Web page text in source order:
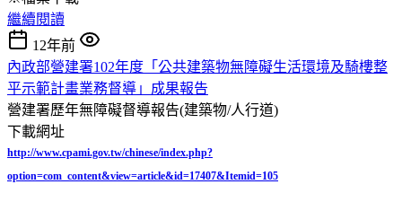
繼續閱讀
12年前
內政部營建署102年度「公共建築物無障礙生活環境及騎樓整
平示範計畫業務督導」成果報告
營建署歷年無障礙督導報告(建築物/人行道)
下載網址
http://www.cpami.gov.tw/chinese/index.php?
option=com_content&view=article&id=17407&Itemid=105